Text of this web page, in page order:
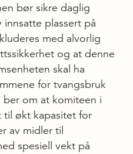
bør sikre daglig
plassert på
med alvorlig
og at denne
skal ha
for tvangsbruk
ber om at komiteen i
økt kapasitet for
av midler til
spesiell vekt på